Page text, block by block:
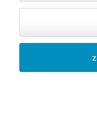
© 2026